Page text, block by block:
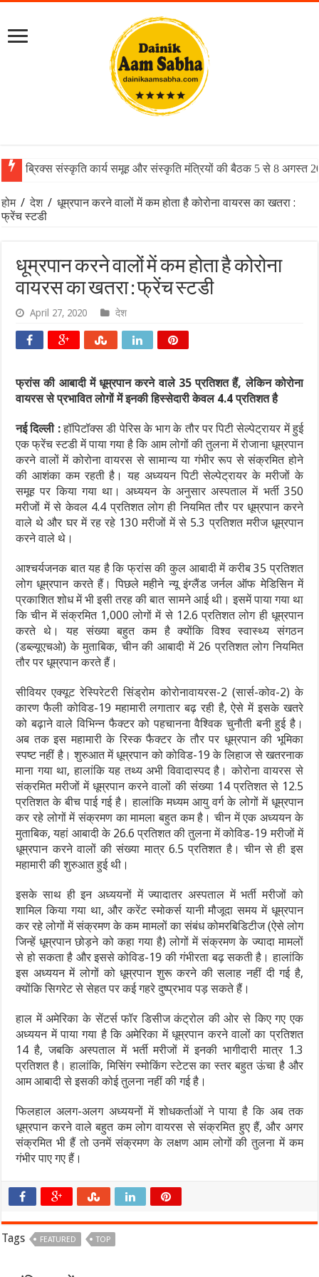
ब्रिक्स संस्कृति कार्य समूह और संस्कृति मंत्रियों की बैठक 5 से 8 अगस्त
होम / देश / धूम्रपान करने वालों में कम होता है कोरोना वायरस का खतरा :
फ्रेंच स्टडी
धूम्रपान करने वालों में कम होता है कोरोना
वायरस का खतरा : फ्रेंच स्टडी
April 27, 2020 देश
फ्रांस की आबादी में धूम्रपान करने वाले 35 प्रतिशत हैं, लेकिन कोरोना
वायरस से प्रभावित लोगों में इनकी हिस्सेदारी केवल 4.4 प्रतिशत है
नई दिल्ली :हॉपिटॉक्स डी पेरिस के भाग के तौर पर पिटी सेल्पेट्रायर में हुई
एक फ्रेंच स्टडी में पाया गया है कि आम लोगों की तुलना में रोजाना धूम्रपान
करने वालों में कोरोना वायरस से सामान्य या गंभीर रूप से संक्रमित होने
की आशंका कम रहती है। यह अध्ययन पिटी सेल्पेट्रायर के मरीजों के
समूह पर किया गया था। अध्ययन के अनुसार अस्पताल में भर्ती 350
मरीजों में से केवल 4.4 प्रतिशत लोग ही नियमित तौर पर धूम्रपान करने
वाले थे और घर में रह रहे 130 मरीजों में से 5.3 प्रतिशत मरीज धूम्रपान
करने वाले थे।
आश्चर्यजनक बात यह है कि फ्रांस की कुल आबादी में करीब 35 प्रतिशत
लोग धूम्रपान करते हैं। पिछले महीने न्यू इंग्लैंड जर्नल ऑफ मेडिसिन में
प्रकाशित शोध में भी इसी तरह की बात सामने आई थी। इसमें पाया गया था
कि चीन में संक्रमित 1,000 लोगों में से 12.6 प्रतिशत लोग ही धूम्रपान
करते थे। यह संख्या बहुत कम है क्योंकि विश्व स्वास्थ्य संगठन
(डब्ल्यूएचओ) के मुताबिक, चीन की आबादी में 26 प्रतिशत लोग नियमित
तौर पर धूम्रपान करते हैं।
सीवियर एक्यूट रेस्पिरेटरी सिंड्रोम कोरोनावायरस-2 (सार्स-कोव-2) के
कारण फैली कोविड-19 महामारी लगातार बढ़ रही है, ऐसे में इसके खतरे
को बढ़ाने वाले विभिन्न फैक्टर को पहचानना वैश्विक चुनौती बनी हुई है।
अब तक इस महामारी के रिस्क फैक्टर के तौर पर धूम्रपान की भूमिका
स्पष्ट नहीं है। शुरुआत में धूम्रपान को कोविड-19 के लिहाज से खतरनाक
माना गया था, हालांकि यह तथ्य अभी विवादास्पद है। कोरोना वायरस से
संक्रमित मरीजों में धूम्रपान करने वालों की संख्या 14 प्रतिशत से 12.5
प्रतिशत के बीच पाई गई है। हालांकि मध्यम आयु वर्ग के लोगों में धूम्रपान
कर रहे लोगों में संक्रमण का मामला बहुत कम है। चीन में एक अध्ययन के
मुताबिक, यहां आबादी के 26.6 प्रतिशत की तुलना में कोविड-19 मरीजों में
धूम्रपान करने वालों की संख्या मात्र 6.5 प्रतिशत है। चीन से ही इस
महामारी की शुरुआत हुई थी।
इसके साथ ही इन अध्ययनों में ज्यादातर अस्पताल में भर्ती मरीजों को
शामिल किया गया था, और करेंट स्मोकर्स यानी मौजूदा समय में धूम्रपान
कर रहे लोगों में संक्रमण के कम मामलों का संबंध कोमरबिडिटीज (ऐसे लोग
जिन्हें धूम्रपान छोड़ने को कहा गया है) लोगों में संक्रमण के ज्यादा मामलों
से हो सकता है और इससे कोविड-19 की गंभीरता बढ़ सकती है। हालांकि
इस अध्ययन में लोगों को धूम्रपान शुरू करने की सलाह नहीं दी गई है,
क्योंकि सिगरेट से सेहत पर कई गहरे दुष्प्रभाव पड़ सकते हैं।
हाल में अमेरिका के सेंटर्स फॉर डिसीज कंट्रोल की ओर से किए गए एक
अध्ययन में पाया गया है कि अमेरिका में धूम्रपान करने वालों का प्रतिशत
14 है, जबकि अस्पताल में भर्ती मरीजों में इनकी भागीदारी मात्र 1.3
प्रतिशत है। हालांकि, मिसिंग स्मोकिंग स्टेटस का स्तर बहुत ऊंचा है और
आम आबादी से इसकी कोई तुलना नहीं की गई है।
फिलहाल अलग-अलग अध्ययनों में शोधकर्ताओं ने पाया है कि अब तक
धूम्रपान करने वाले बहुत कम लोग वायरस से संक्रमित हुए हैं, और अगर
संक्रमित भी हैं तो उनमें संक्रमण के लक्षण आम लोगों की तुलना में कम
गंभीर पाए गए हैं।
Tags FEATURED TOP